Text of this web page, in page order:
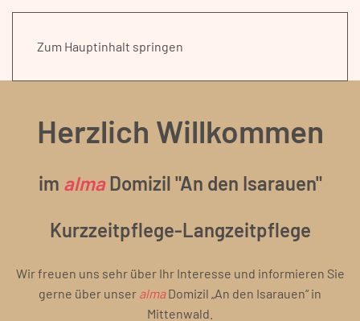
Zum Hauptinhalt springen
Herzlich Willkommen
im almaDomizil "An den Isarauen"
Kurzzeitpflege-Langzeitpflege
Wir freuen uns sehr über Ihr Interesse und informieren Sie
gerne über unser almaDomizil „An den Isarauen“ in
Mittenwald.